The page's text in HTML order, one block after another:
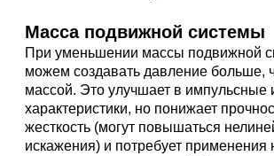
Масса подвижной системы
При уменьшении массы подвижной
можем создавать давление больше,
массой. Это улучшает в импульсные
характеристики, но понижает
жесткость (могут повышаться
искажения) и потребует применения